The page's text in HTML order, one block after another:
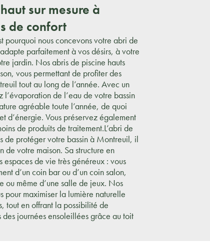
sur mesure à
de confort
pourquoi nous concevons votre abri de
parfaitement à vos désirs, à votre
jardin. Nos abris de piscine hauts
vous permettant de profiter des
tout au long de l’année. Avec un
l’évaporation de l’eau de votre bassin
agréable toute l’année, de quoi
d’énergie. Vous préservez également
de produits de traitement.L’abri de
de protéger votre bassin à Montreuil, il
votre maison. Sa structure en
de vie très généreux : vous
d’un coin bar ou d’un coin salon,
ou même d’une salle de jeux. Nos
pour maximiser la lumière naturelle
tout en offrant la possibilité de
journées ensoleillées grâce au toit